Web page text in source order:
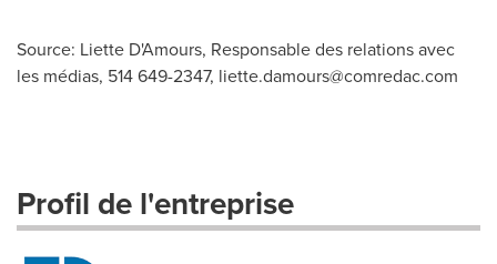
Source: Liette D'Amours, Responsable des relations avec
les médias, 514 649-2347, liette.damours@comredac.com
Profil de l'entreprise